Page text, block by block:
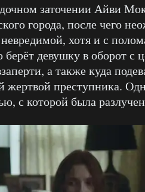
заточении Айви
города, после чего
хотя и с
девушку в оборот с
а также куда
жертвой преступника.
с которой была